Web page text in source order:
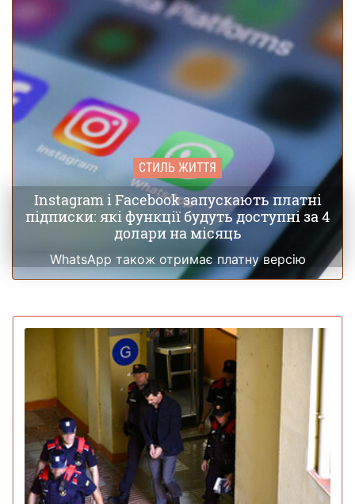
СТИЛЬ ЖИТТЯ
Instagram і Facebook запускають платні
підписки: які функції будуть доступні за 4
долари на місяць
WhatsApp також отримає платну версію